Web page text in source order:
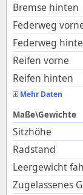
Bremse hinten
Federweg
Federweg
Reifen vorne
Reifen hinten
Mehr Daten
Maße\Gewichte
Sitzhöhe
Radstand
Leergewicht
Zugelassenes